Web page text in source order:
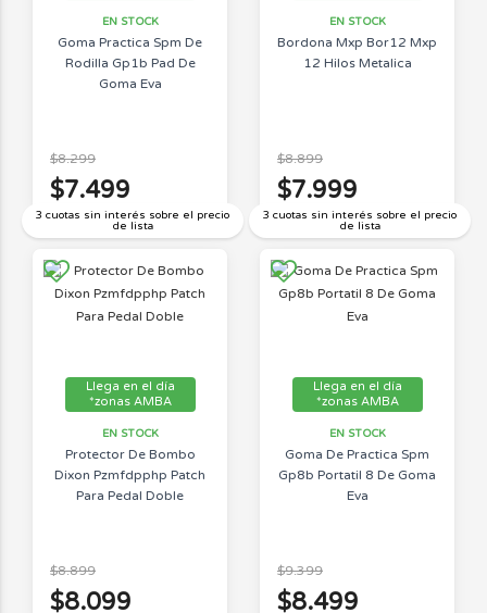
EN STOCK
Goma Practica Spm De
Rodilla Gp1b Pad De
Goma Eva
3 cuotas sin interés sobre el precio
de lista
$8.299
$7.499
EN STOCK
Bordona Mxp Bor12 Mxp
12 Hilos Metalica
3 cuotas sin interés sobre el precio
de lista
$8.899
$7.999
Llega en el día
*zonas AMBA
EN STOCK
Protector De Bombo
Dixon Pzmfdpphp Patch
Para Pedal Doble
$8.899
$8.099
Llega en el día
*zonas AMBA
EN STOCK
Goma De Practica Spm
Gp8b Portatil 8 De Goma
Eva
$9.399
$8.499